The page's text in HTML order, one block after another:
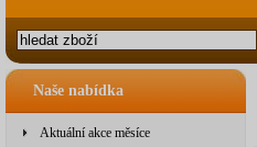
Naše nabídka
Aktuální akce měsíce